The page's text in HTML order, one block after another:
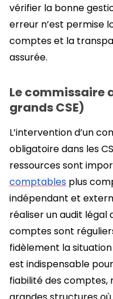
vérifier la bonne
erreur n’est permise
comptes et la
assurée.
Le commissaire
grands CSE)
L’intervention d’un
obligatoire dans les
ressources sont
comptables plus
indépendant et
réaliser un audit légal
comptes sont
fidèlement la
est indispensable
fiabilité des comptes,